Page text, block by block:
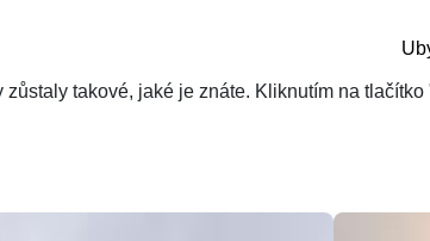
takové, jaké je znáte. Kliknutím na